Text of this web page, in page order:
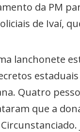
da PM
de Ivaí,
lanchonete
Quatro
que a